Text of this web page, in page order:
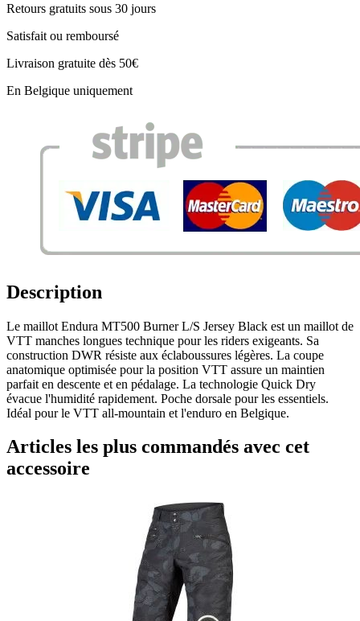
Retours gratuits sous 30 jours
Satisfait ou remboursé
Livraison gratuite dès 50€
En Belgique uniquement
Description
Le maillot Endura MT500 Burner L/S Jersey Black est un maillot de
VTT manches longues technique pour les riders exigeants. Sa
construction DWR résiste aux éclaboussures légères. La coupe
anatomique optimisée pour la position VTT assure un maintien
parfait en descente et en pédalage. La technologie Quick Dry
évacue l'humidité rapidement. Poche dorsale pour les essentiels.
Idéal pour le VTT all-mountain et l'enduro en Belgique.
Articles les plus commandés avec cet
accessoire